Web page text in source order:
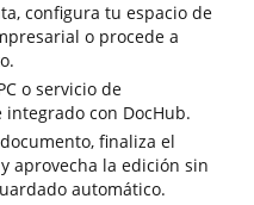
configura tu espacio de
o procede a
o servicio de
con DocHub.
finaliza el
aprovecha la edición sin
automático.